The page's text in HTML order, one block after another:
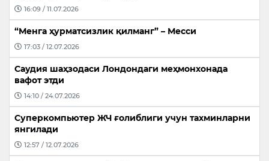
16:09 / 11.07.2026
“Менга ҳурматсизлик қилманг” – Месси
17:03 / 12.07.2026
Саудия шаҳзодаси Лондондаги меҳмонхонада
вафот этди
14:10 / 24.07.2026
Суперкомпьютер ЖЧ ғолиблиги учун тахминларни
янгилади
12:57 / 12.07.2026